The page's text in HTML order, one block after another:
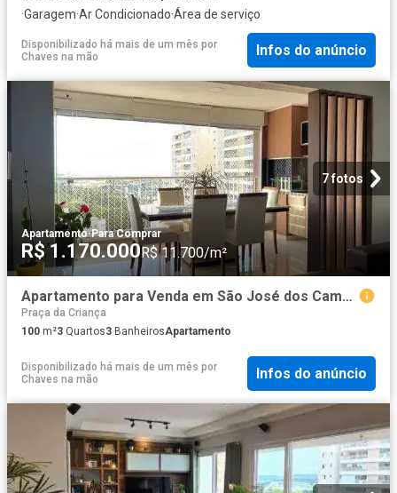
·Garagem·Ar Condicionado·Área de serviço
Disponibilizado há mais de um mês por
Chaves na mão
Infos do anúncio
7 fotos
Apartamento·Para Comprar
R$ 1.170.000R$ 11.700/m²
Apartamento para Venda em São José dos Campos/SP Jardim das Indústrias 3 Quartos
Praça da Criança
100 m²3 Quartos3 BanheirosApartamento
Disponibilizado há mais de um mês por
Chaves na mão
Infos do anúncio